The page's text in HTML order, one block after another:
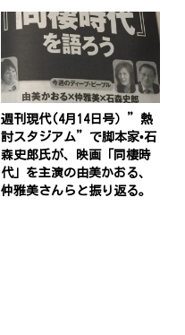
週刊現代(4月14日号）”熱
討スタジアム”で脚本家•石
森史郎氏が、映画「同棲時
代」を主演の由美かおる、
仲雅美さんらと振り返る。